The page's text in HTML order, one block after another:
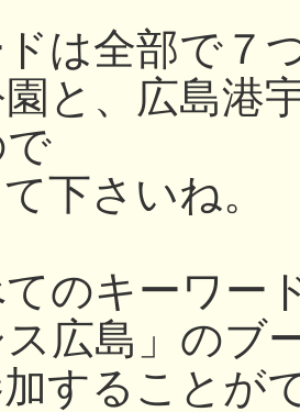
ドは全部
と、広島港
下さいね。
てのキーワー
広島」のブ
することが